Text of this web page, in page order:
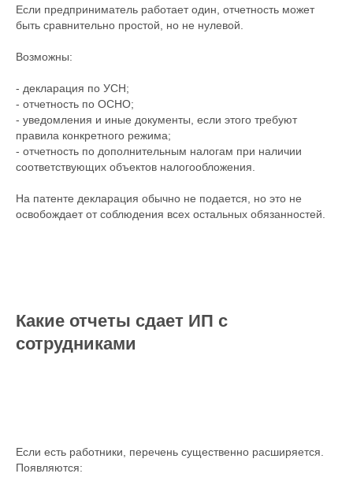
Если предприниматель работает один, отчетность может
быть сравнительно простой, но не нулевой.
Возможны:
- декларация по УСН;
- отчетность по ОСНО;
- уведомления и иные документы, если этого требуют
правила конкретного режима;
- отчетность по дополнительным налогам при наличии
соответствующих объектов налогообложения.
На патенте декларация обычно не подается, но это не
освобождает от соблюдения всех остальных обязанностей.
Какие отчеты сдает ИП с
сотрудниками
Если есть работники, перечень существенно расширяется.
Появляются: